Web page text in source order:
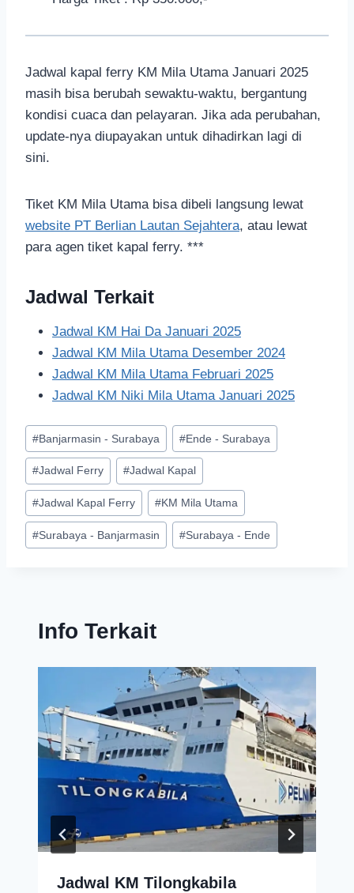
Jadwal kapal ferry KM Mila Utama Januari 2025
masih bisa berubah sewaktu-waktu, bergantung
kondisi cuaca dan pelayaran. Jika ada perubahan,
update-nya diupayakan untuk dihadirkan lagi di
sini.
Tiket KM Mila Utama bisa dibeli langsung lewat
website PT Berlian Lautan Sejahtera, atau lewat
para agen tiket kapal ferry. ***
Jadwal Terkait
Jadwal KM Hai Da Januari 2025
Jadwal KM Mila Utama Desember 2024
Jadwal KM Mila Utama Februari 2025
Jadwal KM Niki Mila Utama Januari 2025
#Banjarmasin - Surabaya #Ende - Surabaya
#Jadwal Ferry #Jadwal Kapal
#Jadwal Kapal Ferry #KM Mila Utama
#Surabaya - Banjarmasin #Surabaya - Ende
Info Terkait
Jadwal KM Tilongkabila